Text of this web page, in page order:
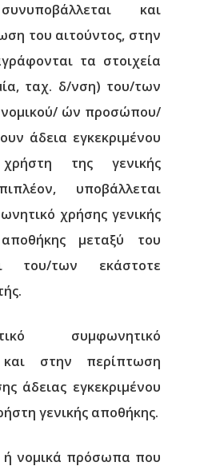
και
του αιτούντος, στην
τα στοιχεία
ταχ. δ/νση) του/των
ών προσώπου/
άδεια εγκεκριμένου
της γενικής
υποβάλλεται
χρήσης γενικής
μεταξύ του
του/των εκάστοτε
συμφωνητικό
και στην περίπτωση
άδειας εγκεκριμένου
γενικής αποθήκης.
ή νομικά πρόσωπα που